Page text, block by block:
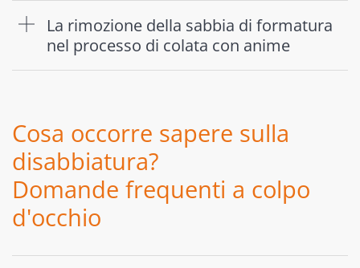
La rimozione della sabbia di formatura
nel processo di colata con anime
Cosa occorre sapere sulla
disabbiatura?
Domande frequenti a colpo
d'occhio